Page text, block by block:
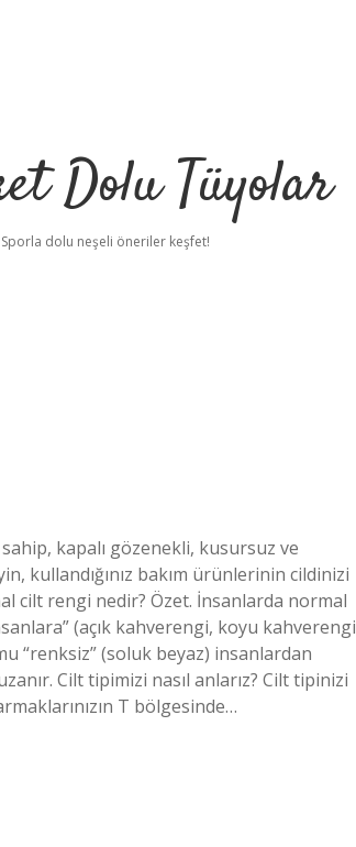
Dolu Tüyolar
Sporla dolu neşeli öneriler keşfet!
kapalı gözenekli, kusursuz ve
kullandığınız bakım ürünlerinin cildinizi
cilt rengi nedir? Özet. İnsanlarda normal
(açık kahverengi, koyu kahverengi
“renksiz” (soluk beyaz) insanlardan
Cilt tipimizi nasıl anlarız? Cilt tipinizi
T bölgesinde…